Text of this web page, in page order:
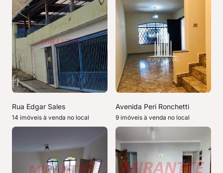
Rua Edgar Sales
14 imóveis à venda no local
Avenida Peri Ronchetti
9 imóveis à venda no local